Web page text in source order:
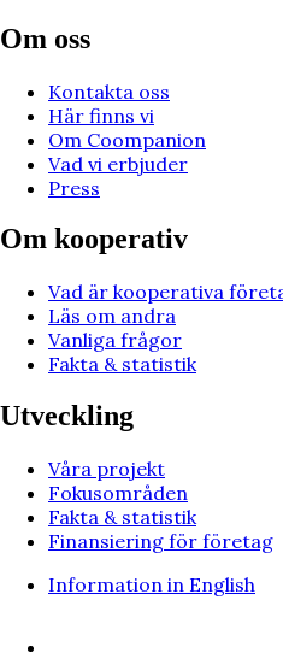
Om oss
Kontakta oss
Här finns vi
Om Coompanion
Vad vi erbjuder
Press
Om kooperativ
Vad är kooperativa
Läs om andra
Vanliga frågor
Fakta & statistik
Utveckling
Våra projekt
Fokusområden
Fakta & statistik
Finansiering för företag
Information in English